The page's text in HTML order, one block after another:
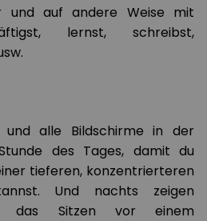
auf andere Weise mit
lernst, schreibst,
und alle Bildschirme in der
des Tages, damit du
tieferen, konzentrierteren
Und nachts zeigen
das Sitzen vor einem